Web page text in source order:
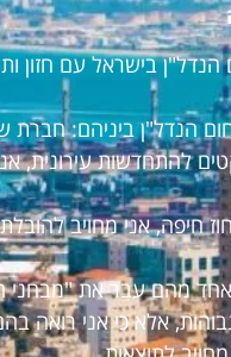
הנדל"ן בישראל עם
הנדל"ן ביניהם: חברת
להתחדשות
חיפה, אני מחויב
אחד מהם עבר את "מבחני
אלא כי אני רואה